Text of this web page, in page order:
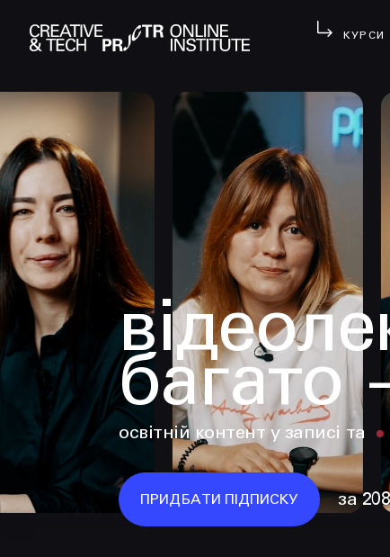
КУРСИ
багато
освітній контент у записі та
ПРИДБАТИ ПІДПИСКУ за